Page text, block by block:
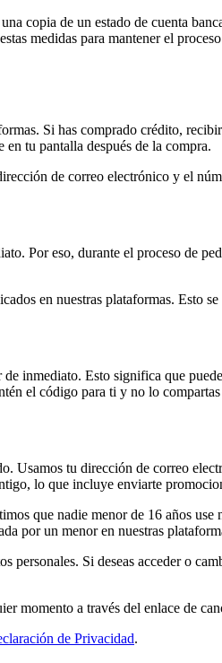
copia de un estado de cuenta
medidas para mantener el
Si has comprado crédito,
tu pantalla después de la compra.
de correo electrónico y el
Por eso, durante el proceso de
en nuestras plataformas. Esto
inmediato. Esto significa que
el código para ti y no lo
Usamos tu dirección de correo
lo que incluye enviarte
que nadie menor de 16 años
por un menor en nuestras
Si deseas acceder o
momento a través del enlace de
de Privacidad.